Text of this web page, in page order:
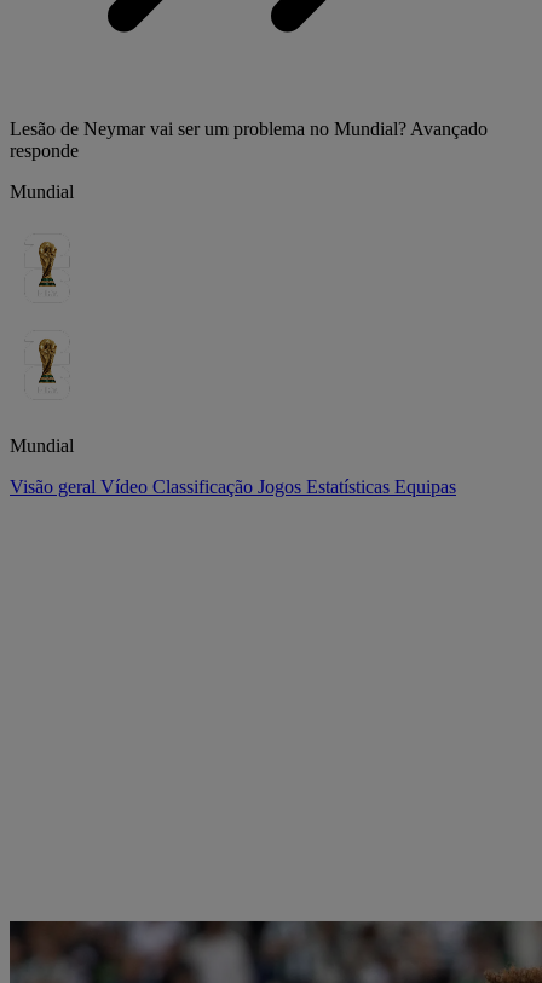
Lesão de Neymar vai ser um problema no Mundial? Avançado
responde
Mundial
Mundial
Visão geral Vídeo Classificação Jogos Estatísticas Equipas